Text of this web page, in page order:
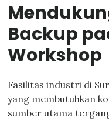
Backup
Workshop
Fasilitas industri di
yang membutuhkan
sumber utama